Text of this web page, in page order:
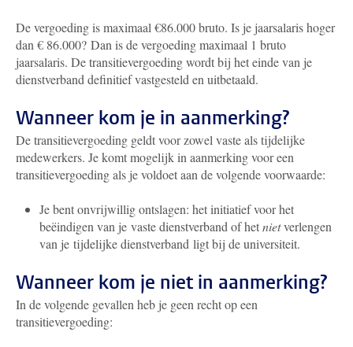
De vergoeding is maximaal €86.000 bruto. Is je jaarsalaris hoger
dan € 86.000? Dan is de vergoeding maximaal 1 bruto
jaarsalaris. De transitievergoeding wordt bij het einde van je
dienstverband definitief vastgesteld en uitbetaald.
Wanneer kom je in aanmerking?
De transitievergoeding geldt voor zowel vaste als tijdelijke
medewerkers. Je komt mogelijk in aanmerking voor een
transitievergoeding als je voldoet aan de volgende voorwaarde:
Je bent onvrijwillig ontslagen: het initiatief voor het
beëindigen van je vaste dienstverband of hetnietverlengen
van je tijdelijke dienstverband ligt bij de universiteit.
Wanneer kom je niet in aanmerking?
In de volgende gevallen heb je geen recht op een
transitievergoeding: